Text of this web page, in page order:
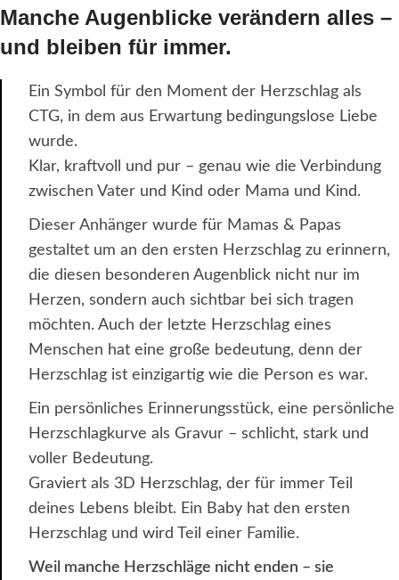
Manche Augenblicke verändern alles –
und bleiben für immer.
Ein Symbol für den Moment der Herzschlag als
CTG, in dem aus Erwartung bedingungslose Liebe
wurde.
Klar, kraftvoll und pur – genau wie die Verbindung
zwischen Vater und Kind oder Mama und Kind.
Dieser Anhänger wurde für Mamas & Papas
gestaltet um an den ersten Herzschlag zu erinnern,
die diesen besonderen Augenblick nicht nur im
Herzen, sondern auch sichtbar bei sich tragen
möchten. Auch der letzte Herzschlag eines
Menschen hat eine große bedeutung, denn der
Herzschlag ist einzigartig wie die Person es war.
Ein persönliches Erinnerungsstück, eine persönliche
Herzschlagkurve als Gravur – schlicht, stark und
voller Bedeutung.
Graviert als 3D Herzschlag, der für immer Teil
deines Lebens bleibt. Ein Baby hat den ersten
Herzschlag und wird Teil einer Familie.
Weil manche Herzschläge nicht enden – sie